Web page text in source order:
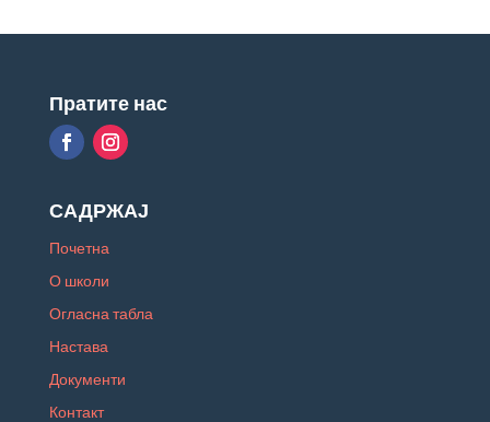
Пратите нас
САДРЖАЈ
Почетна
О школи
Огласна табла
Настава
Документи
Контакт